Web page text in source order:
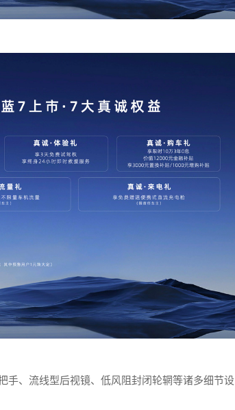
手、流线型后视镜、低风阻封闭轮辋等诸多细节设